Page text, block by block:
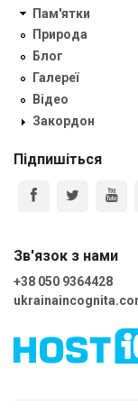
Пам'ятки
Природа
Блог
Галереї
Відео
Закордон
Підпишіться
Зв'язок з нами
+38 050 9364428